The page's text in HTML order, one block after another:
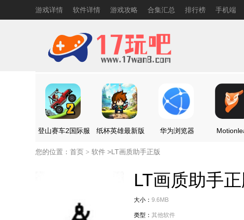
游戏详情 软件详情 游戏攻略 合集汇总 排行榜 手机端
登山赛车2国际服 纸杯英雄最新版 华为浏览器
您的位置： 首页 > 软件 >LT画质助手正版
LT画质助手
大小： 9.6MB
类型： 其他软件